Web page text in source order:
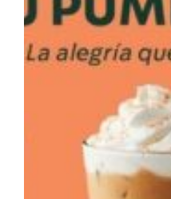
Otros Sabores
Catas & Eventos